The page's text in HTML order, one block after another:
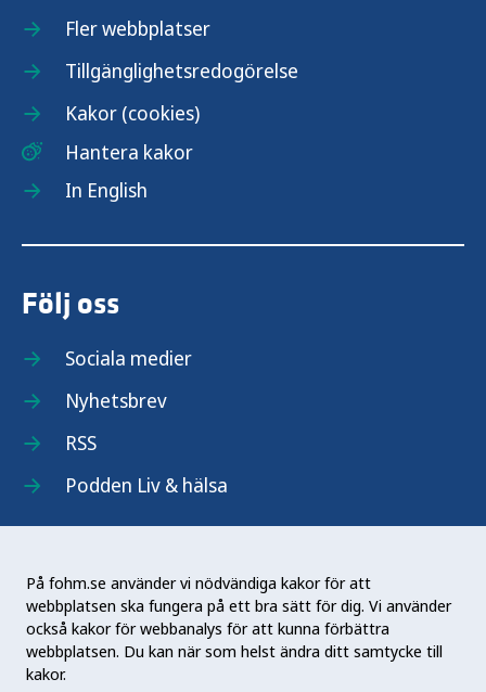
På fohm.se använder vi nödvändiga kakor för att
webbplatsen ska fungera på ett bra sätt för dig. Vi använder
också kakor för webbanalys för att kunna förbättra
webbplatsen. Du kan när som helst ändra ditt samtycke till
kakor.
Fler webbplatser
Tillgänglighetsredogörelse
Kakor (cookies)
Hantera kakor
In English
Följ oss
Sociala medier
Nyhetsbrev
RSS
Podden Liv & hälsa
Folkhälsomyndigheten (Fohm) är en nationell
kunskapsmyndighet som arbetar för en bättre
folkhälsa. Det gör myndigheten genom att